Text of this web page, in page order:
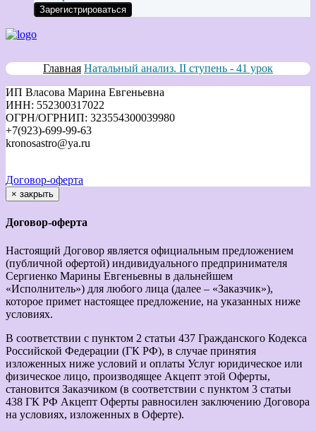
Главная Натальный анализ. II ступень - 41 урок
ИП Власова Марина Евгеньевна
ИНН: 552300317022
ОГРН/ОГРНИП: 323554300039980
+7(923)-699-99-63
kronosastro@ya.ru
Договор-оферта
× закрыть
Договор-оферта
Настоящий Договор является официальным предложением
(публичной офертой) индивидуального предпринимателя
Сергиенко Марины Евгеньевны в дальнейшем
«Исполнитель») для любого лица (далее – «Заказчик»),
которое примет настоящее предложение, на указанных ниже
условиях.
В соответствии с пунктом 2 статьи 437 Гражданского Кодекса
Российской Федерации (ГК РФ), в случае принятия
изложенных ниже условий и оплаты Услуг юридическое или
физическое лицо, производящее Акцепт этой Оферты,
становится Заказчиком (в соответствии с пунктом 3 статьи
438 ГК РФ Акцепт Оферты равносилен заключению Договора
на условиях, изложенных в Оферте).